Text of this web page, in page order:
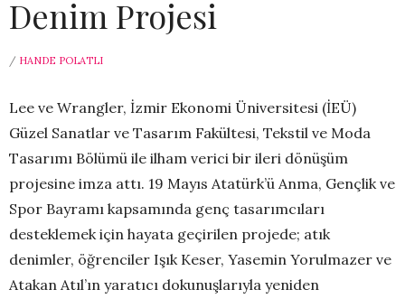
Denim Projesi
/ HANDE POLATLI
Lee ve Wrangler, İzmir Ekonomi Üniversitesi (İEÜ)
Güzel Sanatlar ve Tasarım Fakültesi, Tekstil ve Moda
Tasarımı Bölümü ile ilham verici bir ileri dönüşüm
projesine imza attı. 19 Mayıs Atatürk’ü Anma, Gençlik ve
Spor Bayramı kapsamında genç tasarımcıları
desteklemek için hayata geçirilen projede; atık
denimler, öğrenciler Işık Keser, Yasemin Yorulmazer ve
Atakan Atıl’ın yaratıcı dokunuşlarıyla yeniden